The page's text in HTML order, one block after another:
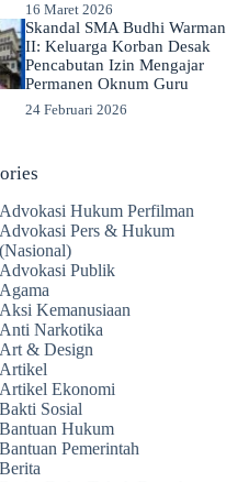
16 Maret 2026
Skandal SMA Budhi Warman
II: Keluarga Korban Desak
Pencabutan Izin Mengajar
Permanen Oknum Guru
24 Februari 2026
Advokasi Hukum Perfilman
Advokasi Pers & Hukum
(Nasional)
Advokasi Publik
Agama
Aksi Kemanusiaan
Anti Narkotika
Art & Design
Artikel
Artikel Ekonomi
Bakti Sosial
Bantuan Hukum
Bantuan Pemerintah
Berita